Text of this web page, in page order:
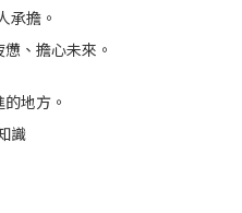
王振華蒙席：台灣的聖維
堂的路】
承擔。
、擔心未來。
地方。
識